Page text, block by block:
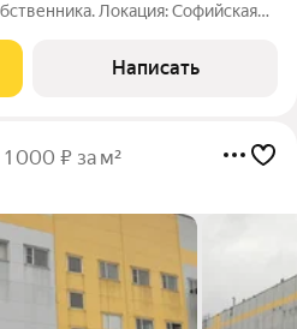
Софийская
метро Шушары, Рыбацкое.
Написать
1 000 ₽ за м²